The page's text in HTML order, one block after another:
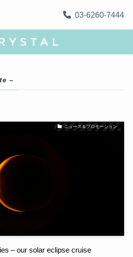
03-6260-7444
–
ニュース＆プロモーション
– our solar eclipse cruise